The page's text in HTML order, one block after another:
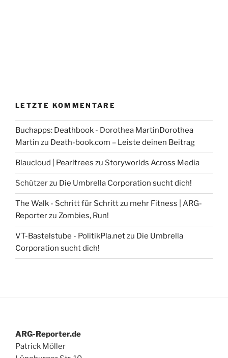
LETZTE KOMMENTARE
Buchapps: Deathbook - Dorothea MartinDorothea
Martin zu Death-book.com – Leiste deinen Beitrag
Blaucloud | Pearltrees zu Storyworlds Across Media
Schützerzu Die Umbrella Corporation sucht dich!
The Walk - Schritt für Schritt zu mehr Fitness | ARG-
Reporterzu Zombies, Run!
VT-Bastelstube - PolitikPla.netzu Die Umbrella
Corporation sucht dich!
ARG-Reporter.de
Patrick Möller